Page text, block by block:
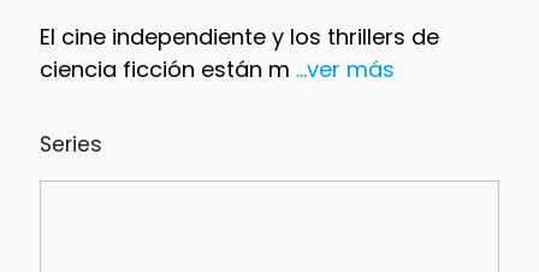
El cine independiente y los thrillers de
ciencia ficción están m ...ver más
Series